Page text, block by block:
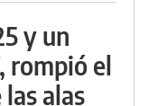
y un
rompió el
alas